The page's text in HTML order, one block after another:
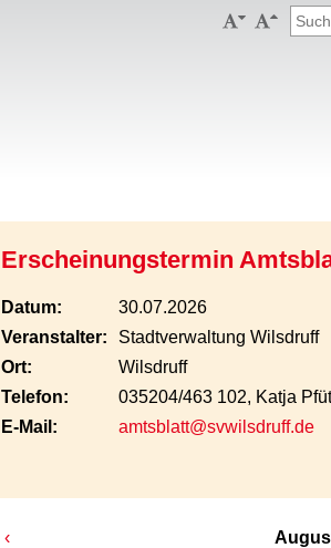
 
Erscheinungstermin
Datum:
30.07.2026
Veranstalter:
Stadtverwaltung Wilsdruff
Ort:
Wilsdruff
Telefon:
035204/463 102, Katja
E-Mail:
amtsblatt@svwilsdruff.de
‹